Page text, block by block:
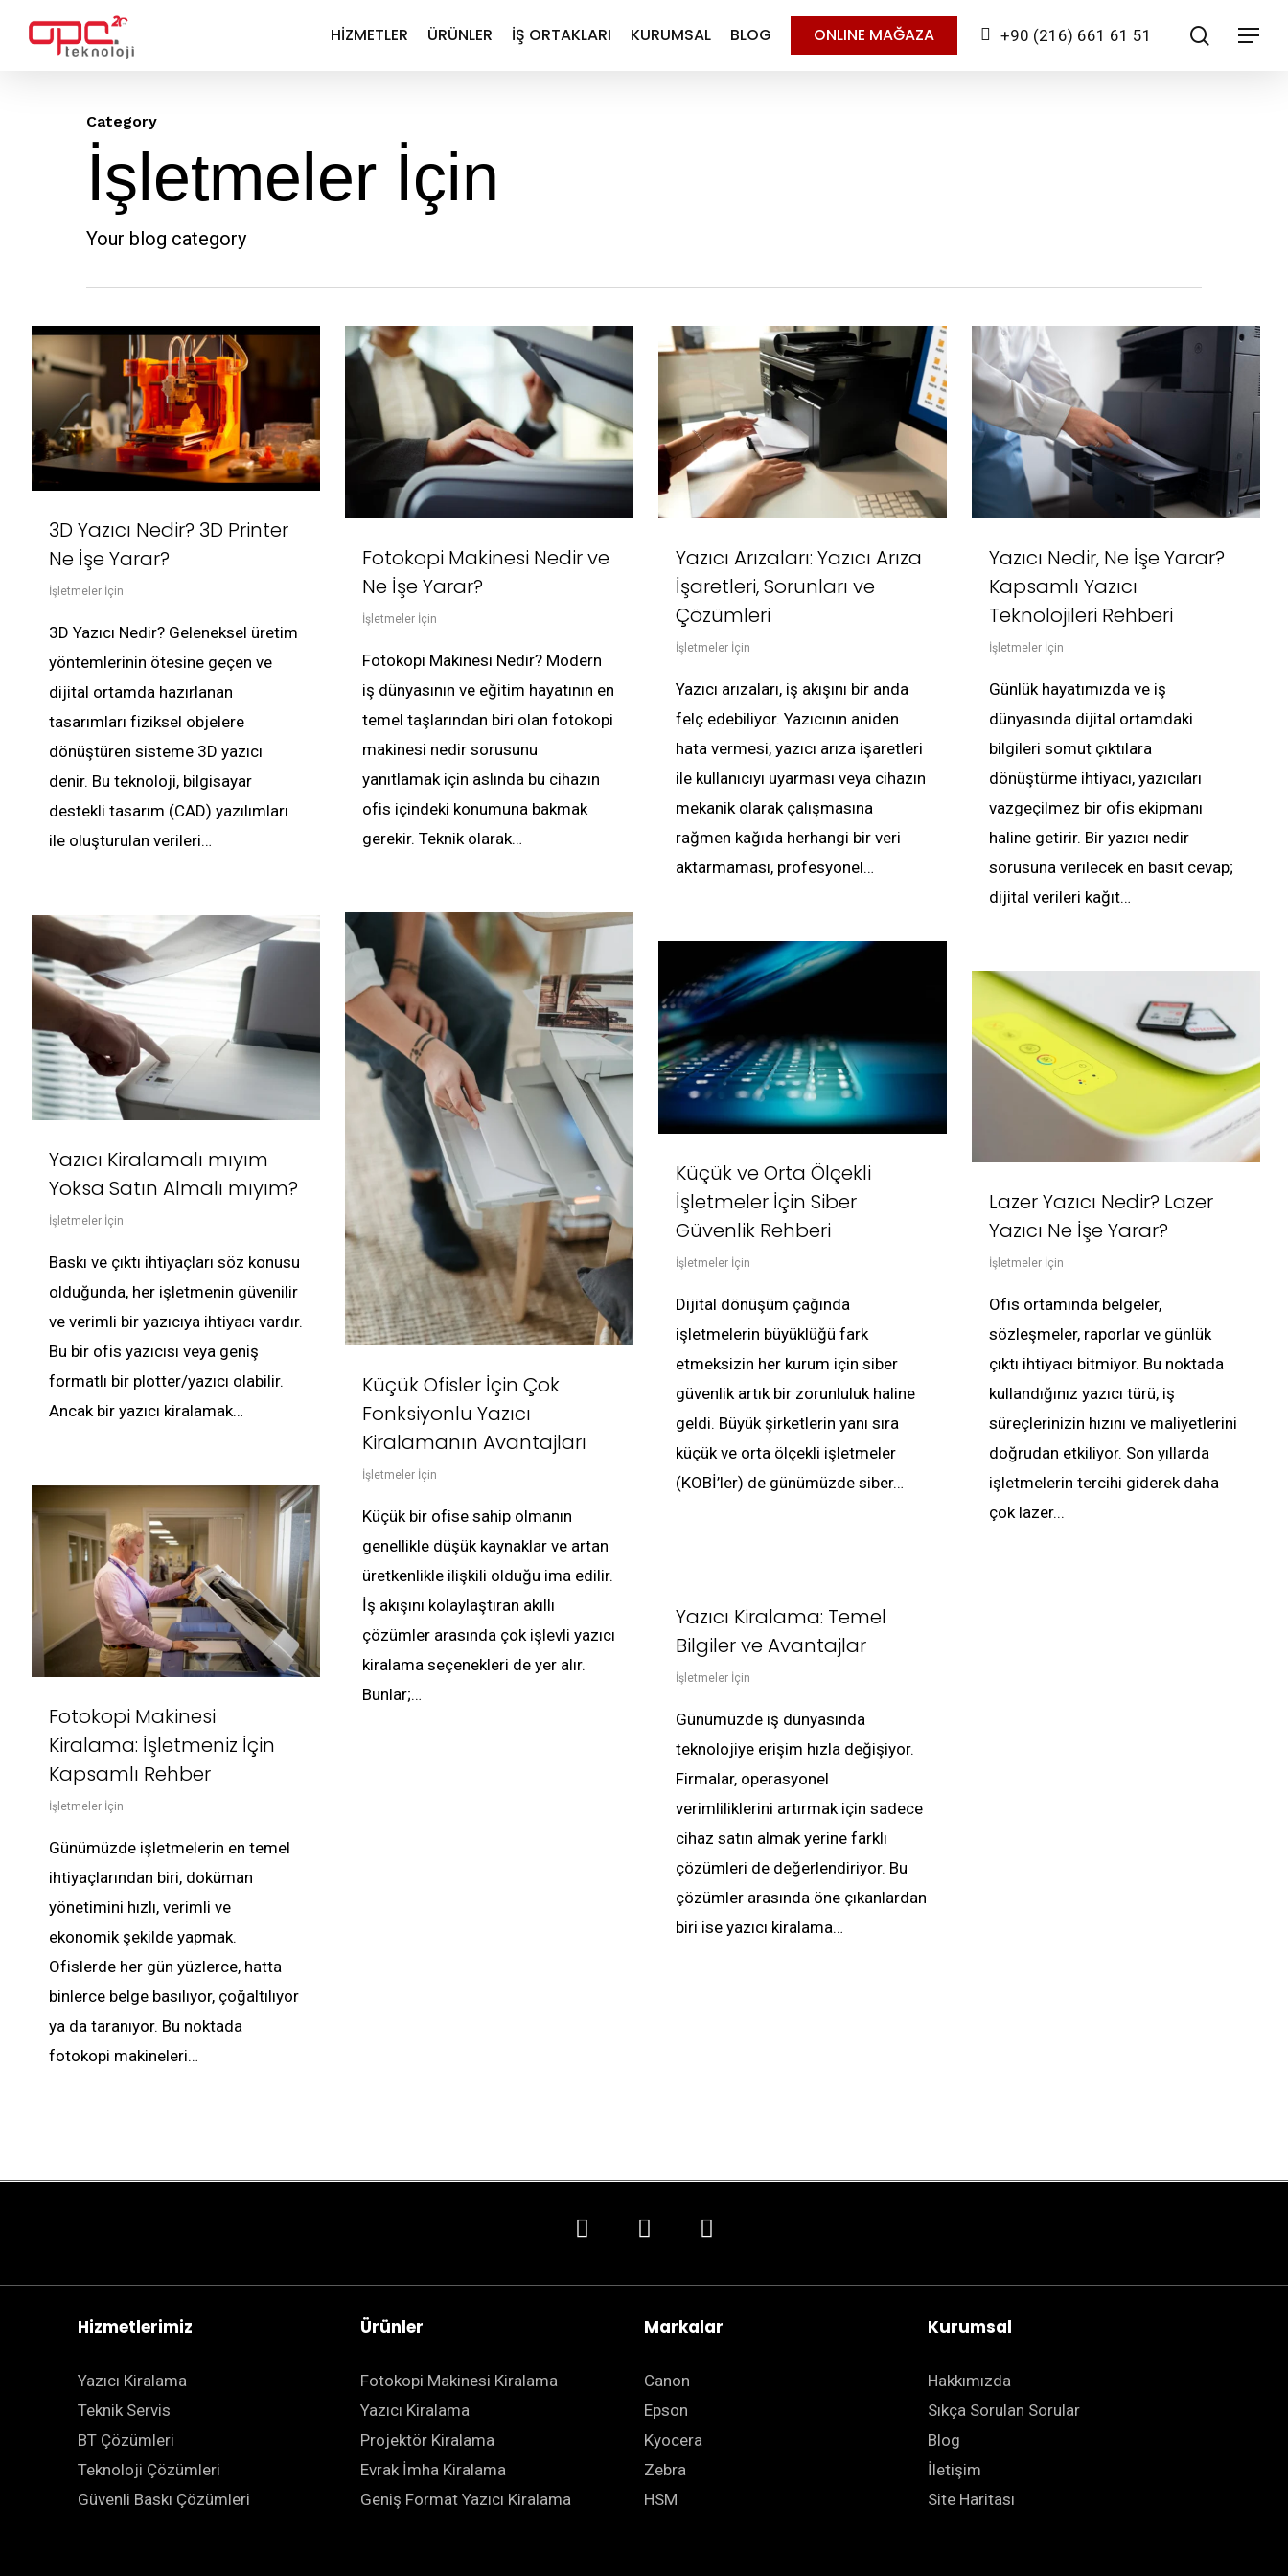
HIZMETLER ÜRÜNLER İŞ ORTAKLARI KURUMSAL BLOG ONLINE MAĞAZA +90 (216) 661 61 51 search
Menu
Category
İşletmeler İçin
Your blog category
3D Yazıcı Nedir? 3D Printer
Ne İşe Yarar?
İşletmeler İçin
3D Yazıcı Nedir? Geleneksel üretim
yöntemlerinin ötesine geçen ve
dijital ortamda hazırlanan
tasarımları fiziksel objelere
dönüştüren sisteme 3D yazıcı
denir. Bu teknoloji, bilgisayar
destekli tasarım (CAD) yazılımları
ile oluşturulan verileri…
Fotokopi Makinesi Nedir ve
Ne İşe Yarar?
İşletmeler İçin
Fotokopi Makinesi Nedir? Modern
iş dünyasının ve eğitim hayatının en
temel taşlarından biri olan fotokopi
makinesi nedir sorusunu
yanıtlamak için aslında bu cihazın
ofis içindeki konumuna bakmak
gerekir. Teknik olarak…
Yazıcı Arızaları: Yazıcı Arıza
İşaretleri, Sorunları ve
Çözümleri
İşletmeler İçin
Yazıcı arızaları, iş akışını bir anda
felç edebiliyor. Yazıcının aniden
hata vermesi, yazıcı arıza işaretleri
ile kullanıcıyı uyarması veya cihazın
mekanik olarak çalışmasına
rağmen kağıda herhangi bir veri
aktarmaması, profesyonel…
Yazıcı Nedir, Ne İşe Yarar?
Kapsamlı Yazıcı
Teknolojileri Rehberi
İşletmeler İçin
Günlük hayatımızda ve iş
dünyasında dijital ortamdaki
bilgileri somut çıktılara
dönüştürme ihtiyacı, yazıcıları
vazgeçilmez bir ofis ekipmanı
haline getirir. Bir yazıcı nedir
sorusuna verilecek en basit cevap;
dijital verileri kağıt…
Küçük Ofisler İçin Çok
Fonksiyonlu Yazıcı
Kiralamanın Avantajları
İşletmeler İçin
Küçük bir ofise sahip olmanın
genellikle düşük kaynaklar ve artan
üretkenlikle ilişkili olduğu ima edilir.
İş akışını kolaylaştıran akıllı
çözümler arasında çok işlevli yazıcı
kiralama seçenekleri de yer alır.
Bunlar;…
Yazıcı Kiralamalı mıyım
Yoksa Satın Almalı mıyım?
İşletmeler İçin
Baskı ve çıktı ihtiyaçları söz konusu
olduğunda, her işletmenin güvenilir
ve verimli bir yazıcıya ihtiyacı vardır.
Bu bir ofis yazıcısı veya geniş
formatlı bir plotter/yazıcı olabilir.
Ancak bir yazıcı kiralamak…
Küçük ve Orta Ölçekli
İşletmeler İçin Siber
Güvenlik Rehberi
İşletmeler İçin
Dijital dönüşüm çağında
işletmelerin büyüklüğü fark
etmeksizin her kurum için siber
güvenlik artık bir zorunluluk haline
geldi. Büyük şirketlerin yanı sıra
küçük ve orta ölçekli işletmeler
(KOBİ’ler) de günümüzde siber…
Lazer Yazıcı Nedir? Lazer
Yazıcı Ne İşe Yarar?
İşletmeler İçin
Ofis ortamında belgeler,
sözleşmeler, raporlar ve günlük
çıktı ihtiyacı bitmiyor. Bu noktada
kullandığınız yazıcı türü, iş
süreçlerinizin hızını ve maliyetlerini
doğrudan etkiliyor. Son yıllarda
işletmelerin tercihi giderek daha
çok lazer...
Fotokopi Makinesi
Kiralama: İşletmeniz İçin
Kapsamlı Rehber
İşletmeler İçin
Günümüzde işletmelerin en temel
ihtiyaçlarından biri, doküman
yönetimini hızlı, verimli ve
ekonomik şekilde yapmak.
Ofislerde her gün yüzlerce, hatta
binlerce belge basılıyor, çoğaltılıyor
ya da taranıyor. Bu noktada
fotokopi makineleri…
Yazıcı Kiralama: Temel
Bilgiler ve Avantajlar
İşletmeler İçin
Günümüzde iş dünyasında
teknolojiye erişim hızla değişiyor.
Firmalar, operasyonel
verimliliklerini artırmak için sadece
cihaz satın almak yerine farklı
çözümleri de değerlendiriyor. Bu
çözümler arasında öne çıkanlardan
biri ise yazıcı kiralama…
Hizmetlerimiz
Yazıcı Kiralama
Teknik Servis
BT Çözümleri
Teknoloji Çözümleri
Güvenli Baskı Çözümleri
Ürünler
Fotokopi Makinesi Kiralama
Yazıcı Kiralama
Projektör Kiralama
Evrak İmha Kiralama
Geniş Format Yazıcı Kiralama
Markalar
Canon
Epson
Kyocera
Zebra
HSM
Kurumsal
Hakkımızda
Sıkça Sorulan Sorular
Blog
İletişim
Site Haritası